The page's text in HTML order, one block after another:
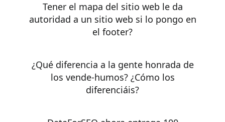
tener el mapa del sitio web le da
autoridad a un sitio web si lo pongo en
el footer?
¿Qué diferencia a la gente honrada de
los vende-humos? ¿Cómo los
diferenciáis?